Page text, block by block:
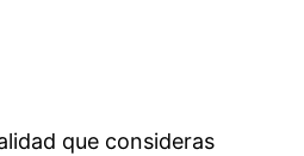
que consideras